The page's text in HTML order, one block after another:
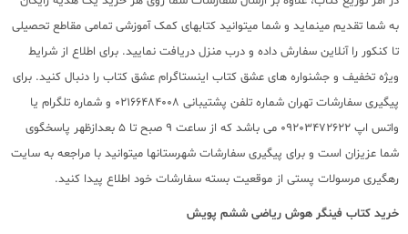
به شما تقدیم مینماید و شما میتوانید کتابهای کمک آموزشی تمامی مقاطع تحصیلی
تا کنکور را آنلاین سفارش داده و درب منزل دریافت نمایید. برای اطلاع از شرایط
ویژه تخفیف و جشنواره های عشق کتاب اینستاگرام عشق کتاب را دنبال کنید. برای
پیگیری سفارشات تهران شماره تلفن پشتیبانی 02166484008 و شماره تلگرام یا
واتس اپ 09203472622 می باشد که از ساعت 9 صبح تا 5 بعدازظهر پاسخگوی
شما عزیزان است و برای پیگیری سفارشات شهرستانها میتوانید با مراجعه به سایت
رهگیری مرسولات پستی از موقعیت بسته سفارشات خود اطلاع پیدا کنید.
خرید کتاب فینگر هوش ریاضی ششم پویش